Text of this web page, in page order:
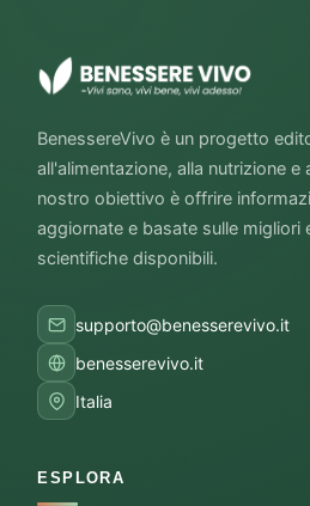
BenessereVivo è un progetto
all'alimentazione, alla nutrizione e
nostro obiettivo è offrire
aggiornate e basate sulle migliori
scientifiche disponibili.
supporto@benesserevivo.it
benesserevivo.it
Italia
ESPLORA